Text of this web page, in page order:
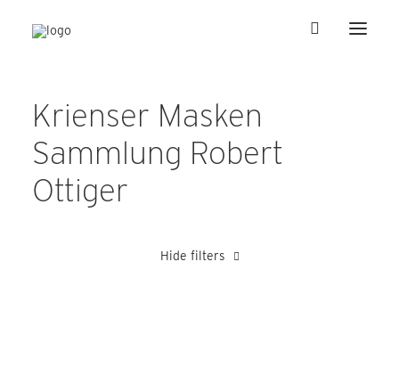
Krienser Masken
Sammlung Robert
Ottiger
Hide filters